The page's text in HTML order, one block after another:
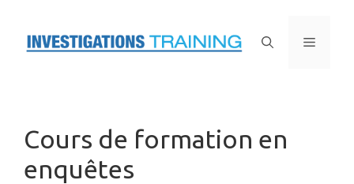
content
Menu
Cours de formation en
enquêtes